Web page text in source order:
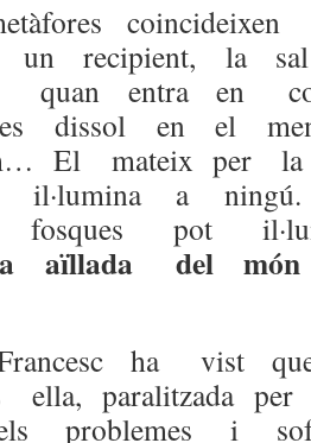
un recipient, la
quan entra en
dissol en el
El mateix per
il·lumina a
fosques pot
aïllada del
ha vist
ella, paralitzada
problemes i